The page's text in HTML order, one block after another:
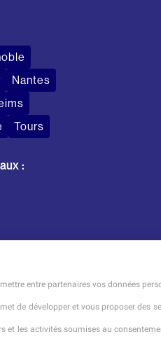
Nantes
Tours
:
entre partenaires vos données
de développer et vous proposer des
les activités soumises au